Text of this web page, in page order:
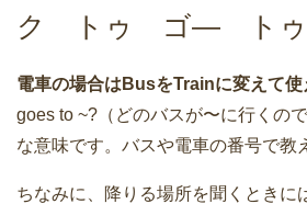
ク トゥ ゴ― トゥ
電車の場合はBusをTrainに変えて使
goes to ~?（どのバスが〜に行くの
な意味です。バスや電車の番号で教
ちなみに、降りる場所を聞くときに